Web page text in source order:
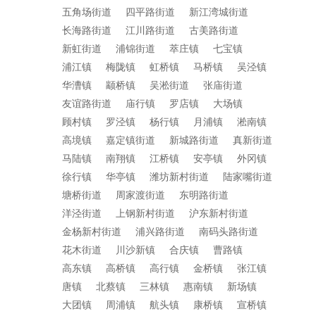
五角场街道
四平路街道
新江湾城街道
长海路街道
江川路街道
古美路街道
新虹街道
浦锦街道 萃庄镇
七宝镇
浦江镇
梅陇镇 虹桥镇 马桥镇
吴泾镇
华漕镇
颛桥镇 吴淞街道
张庙街道
友谊路街道
庙行镇 罗店镇
大场镇
顾村镇
罗泾镇 杨行镇 月浦镇
淞南镇
高境镇
嘉定镇街道 新城路街道
真新街道
马陆镇
南翔镇 江桥镇 安亭镇
外冈镇
徐行镇
华亭镇 潍坊新村街道
陆家嘴街道
塘桥街道
周家渡街道
东明路街道
洋泾街道
上钢新村街道
沪东新村街道
金杨新村街道
浦兴路街道
南码头路街道
花木街道
川沙新镇 合庆镇
曹路镇
高东镇
高桥镇 高行镇 金桥镇
张江镇
唐镇
北蔡镇 三林镇 惠南镇
新场镇
大团镇
周浦镇 航头镇 康桥镇
宣桥镇